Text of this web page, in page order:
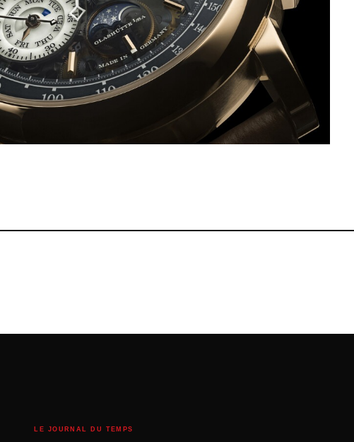
LE JOURNAL DU TEMPS